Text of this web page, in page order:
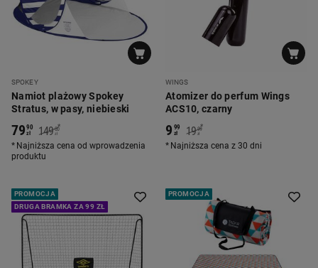
SPOKEY
Namiot plażowy Spokey
Stratus, w pasy, niebieski
7990
zł 149 00
zł
*
Najniższa cena od wprowadzenia
produktu
WINGS
Atomizer do perfum Wings
ACS10, czarny
9 99
zł 19 99
zł
*
Najniższa cena z 30 dni
PROMOCJA
DRUGA BRAMKA ZA 99 ZŁ
PROMOCJA